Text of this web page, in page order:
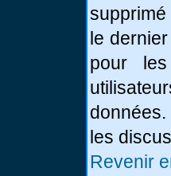
le
pour
les
Revenir